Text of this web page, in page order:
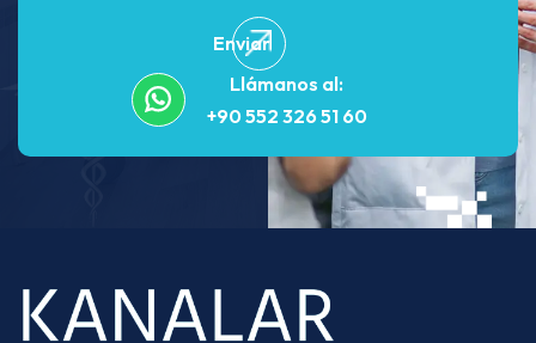
Enviar
Llámanos al:
+90 552 326 51 60